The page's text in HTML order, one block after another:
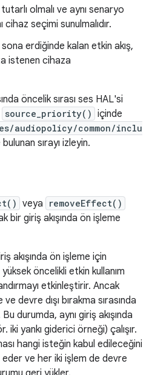
olmalı ve aynı senaryo
cihaz seçimi sunulmalıdır.
sona erdiğinde kalan etkin akış,
istenen cihaza
öncelik sırası ses HAL'si
source_priority() içinde
audiopolicy/common/inclu
sırayı izleyin.
veya removeEffect()
bir giriş akışında ön işleme
akışında ön işleme için
yüksek öncelikli etkin kullanım
etkinleştirir. Ancak
devre dışı bırakma sırasında
durumda, aynı giriş akışında
iki yankı giderici örneği) çalışır.
hangi isteğin kabul edileceğini
ve her iki işlem de devre